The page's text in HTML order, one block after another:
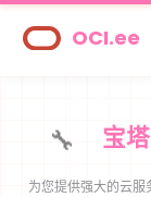
OCI.ee
🔧 宝
为您提供强大的云